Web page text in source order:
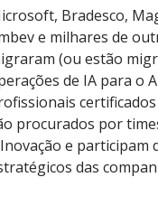
Bradesco,
e milhares de
(ou estão
de IA para o
procurados por
e participam
das